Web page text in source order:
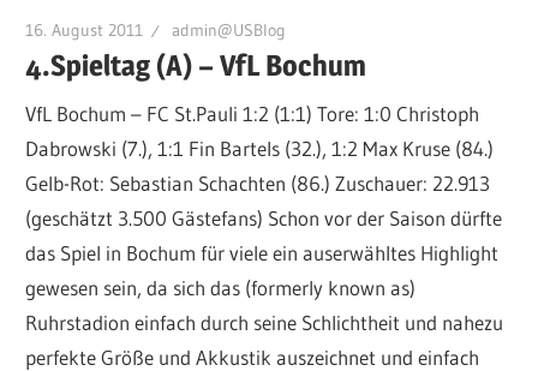
16. August 2011 admin@USBlog
4.Spieltag (A) – VfL Bochum
VfL Bochum – FC St.Pauli 1:2 (1:1) Tore: 1:0 Christoph
Dabrowski (7.), 1:1 Fin Bartels (32.), 1:2 Max Kruse (84.)
Gelb-Rot: Sebastian Schachten (86.) Zuschauer: 22.913
(geschätzt 3.500 Gästefans) Schon vor der Saison dürfte
das Spiel in Bochum für viele ein auserwähltes Highlight
gewesen sein, da sich das (formerly known as)
Ruhrstadion einfach durch seine Schlichtheit und nahezu
perfekte Größe und Akkustik auszeichnet und einfach